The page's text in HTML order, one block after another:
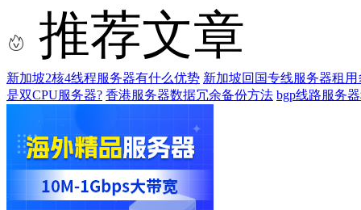
推荐文章
新加坡2核4线程服务器有什么优势 新加坡回国专线服务器租用
是双CPU服务器? 香港服务器数据冗余备份方法 bgp线路服务